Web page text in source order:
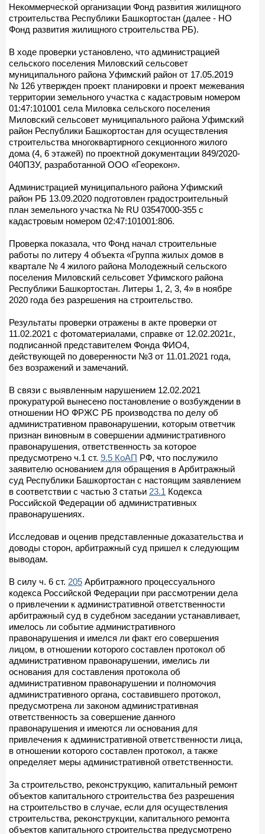
Некоммерческой организации Фонд развития жилищного
строительства Республики Башкортостан (далее - НО
Фонд развития жилищного строительства РБ).
В ходе проверки установлено, что администрацией
сельского поселения Миловский сельсовет
муниципального района Уфимский район от 17.05.2019
№ 126 утвержден проект планировки и проект межевания
территории земельного участка с кадастровым номером
01:47:101001 села Миловка сельского поселения
Миловский сельсовет муниципального района Уфимский
район Республики Башкортостан для осуществления
строительства многоквартирного секционного жилого
дома (4, 6 этажей) по проектной документации 849/2020-
040ПЗУ, разработанной ООО «Георекон».
Администрацией муниципального района Уфимский
район РБ 13.09.2020 подготовлен градостроительный
план земельного участка № RU 03547000-355 с
кадастровым номером 02:47:101001:806.
Проверка показала, что Фонд начал строительные
работы по литеру 4 объекта «Группа жилых домов в
квартале № 4 жилого района Молодежный сельского
поселения Миловский сельсовет Уфимского района
Республики Башкортостан. Литеры 1, 2, 3, 4» в ноябре
2020 года без разрешения на строительство.
Результаты проверки отражены в акте проверки от
11.02.2021 с фотоматериалами, справке от 12.02.2021г.,
подписанной представителем Фонда ФИО4,
действующей по доверенности №3 от 11.01.2021 года,
без возражений и замечаний.
В связи с выявленным нарушением 12.02.2021
прокуратурой вынесено постановление о возбуждении в
отношении НО ФРЖС РБ производства по делу об
административном правонарушении, которым ответчик
признан виновным в совершении административного
правонарушения, ответственность за которое
предусмотрено ч.1 ст. 9.5 КоАП РФ, что послужило
заявителю основанием для обращения в Арбитражный
суд Республики Башкортостан с настоящим заявлением
в соответствии с частью 3 статьи 23.1 Кодекса
Российской Федерации об административных
правонарушениях.
Исследовав и оценив представленные доказательства и
доводы сторон, арбитражный суд пришел к следующим
выводам.
В силу ч. 6 ст. 205 Арбитражного процессуального
кодекса Российской Федерации при рассмотрении дела
о привлечении к административной ответственности
арбитражный суд в судебном заседании устанавливает,
имелось ли событие административного
правонарушения и имелся ли факт его совершения
лицом, в отношении которого составлен протокол об
административном правонарушении, имелись ли
основания для составления протокола об
административном правонарушении и полномочия
административного органа, составившего протокол,
предусмотрена ли законом административная
ответственность за совершение данного
правонарушения и имеются ли основания для
привлечения к административной ответственности лица,
в отношении которого составлен протокол, а также
определяет меры административной ответственности.
За строительство, реконструкцию, капитальный ремонт
объектов капитального строительства без разрешения
на строительство в случае, если для осуществления
строительства, реконструкции, капитального ремонта
объектов капитального строительства предусмотрено